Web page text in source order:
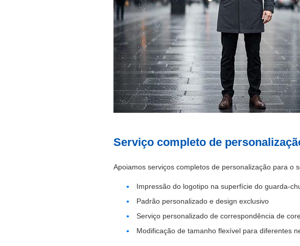
Serviço completo de
Apoiamos serviços completos de personalização para o
Impressão do logotipo na superfície do guarda-
Padrão personalizado e design exclusivo
Serviço personalizado de correspondência de
Modificação de tamanho flexível para diferentes